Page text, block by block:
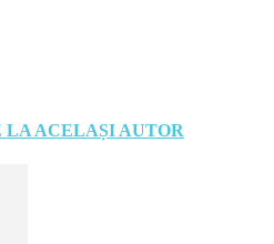
LA ACELAȘI AUTOR